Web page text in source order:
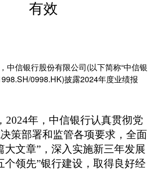
有效
，中信银行股份有限公司(以下简称“中信银
0998.HK)披露2024年度业绩报
2024年， 中信银行认真贯彻党
策部署和监管各项要求，全面
大文章”，深入实施新三年发展
个领先”银行建设，取得良好经